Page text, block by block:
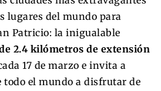
lugares del mundo para
Patricio: la inigualable
2.4 kilómetros de extensión
17 de marzo e invita a
todo el mundo a disfrutar de